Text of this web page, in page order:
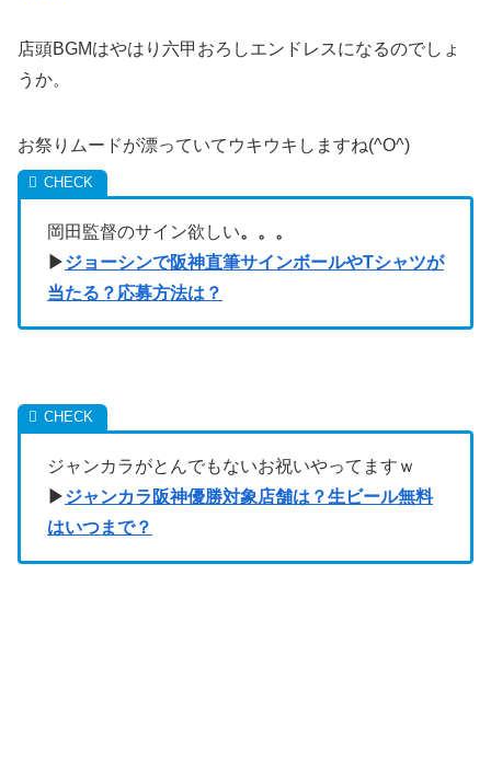
店頭BGMはやはり六甲おろしエンドレスになるのでしょ
うか。
お祭りムードが漂っていてウキウキしますね(^O^)
岡田監督のサイン欲しい。。。
▶︎ジョーシンで阪神直筆サインボールやTシャツが
当たる？応募方法は？
ジャンカラがとんでもないお祝いやってますｗ
▶︎ジャンカラ阪神優勝対象店舗は？生ビール無料
はいつまで？